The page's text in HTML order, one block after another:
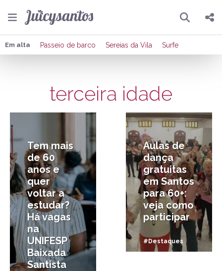
Pesquisar
Compartilhar
Enviar por Whatsapp
Publicar no Facebook
Publicar no X
Em alta Passeio de barco Sereias da Vila Surfe
terceira idade
Tem mais
de 60
anos e
quer
voltar a
estudar?
Há vagas
na
UNIFESP
Baixada
Santista
Aulas de
dança
gratuitas
em Santos
para 60+:
veja como
participar
#Destaques